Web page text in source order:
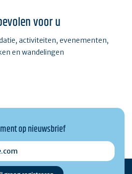
voor u
activiteiten, evenementen,
en wandelingen
op nieuwsbrief